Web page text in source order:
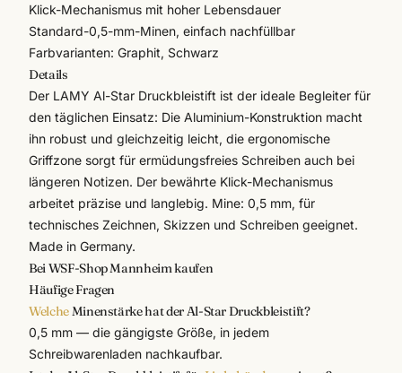
Klick-Mechanismus mit hoher Lebensdauer
Standard-0,5-mm-Minen, einfach nachfüllbar
Farbvarianten: Graphit, Schwarz
Details
Der LAMY Al-Star Druckbleistift ist der ideale Begleiter für
den täglichen Einsatz: Die Aluminium-Konstruktion macht
ihn robust und gleichzeitig leicht, die ergonomische
Griffzone sorgt für ermüdungsfreies Schreiben auch bei
längeren Notizen. Der bewährte Klick-Mechanismus
arbeitet präzise und langlebig. Mine: 0,5 mm, für
technisches Zeichnen, Skizzen und Schreiben geeignet.
Made in Germany.
Bei WSF-Shop Mannheim kaufen
Häufige Fragen
WelcheMinenstärke hat der Al-Star Druckbleistift?
0,5 mm — die gängigste Größe, in jedem
Schreibwarenladen nachkaufbar.